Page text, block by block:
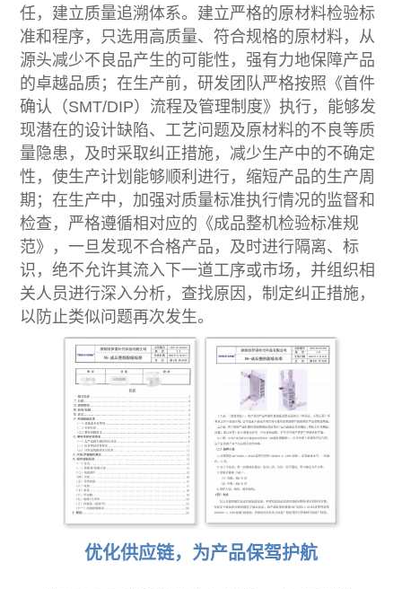
任，建立质量追溯体系。建立严格的原材料检验标
准和程序，只选用高质量、符合规格的原材料，从
源头减少不良品产生的可能性，强有力地保障产品
的卓越品质；在生产前，研发团队严格按照《首件
确认（SMT/DIP）流程及管理制度》执行，能够发
现潜在的设计缺陷、工艺问题及原材料的不良等质
量隐患，及时采取纠正措施，减少生产中的不确定
性，使生产计划能够顺利进行，缩短产品的生产周
期；在生产中，加强对质量标准执行情况的监督和
检查，严格遵循相对应的《成品整机检验标准规
范》，一旦发现不合格产品，及时进行隔离、标
识，绝不允许其流入下一道工序或市场，并组织相
关人员进行深入分析，查找原因，制定纠正措施，
以防止类似问题再次发生。
优化供应链，为产品保驾护航